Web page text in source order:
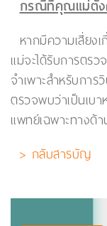
กรณีที่คุณแม่ตั้ง
หากมีความเสี่ย
แม่จะได้รับการตร
จำเพาะสำหรับกา
ตรวจพบว่าเป็นเบ
แพทย์เฉพาะทางด้
> กลับสารบัญ